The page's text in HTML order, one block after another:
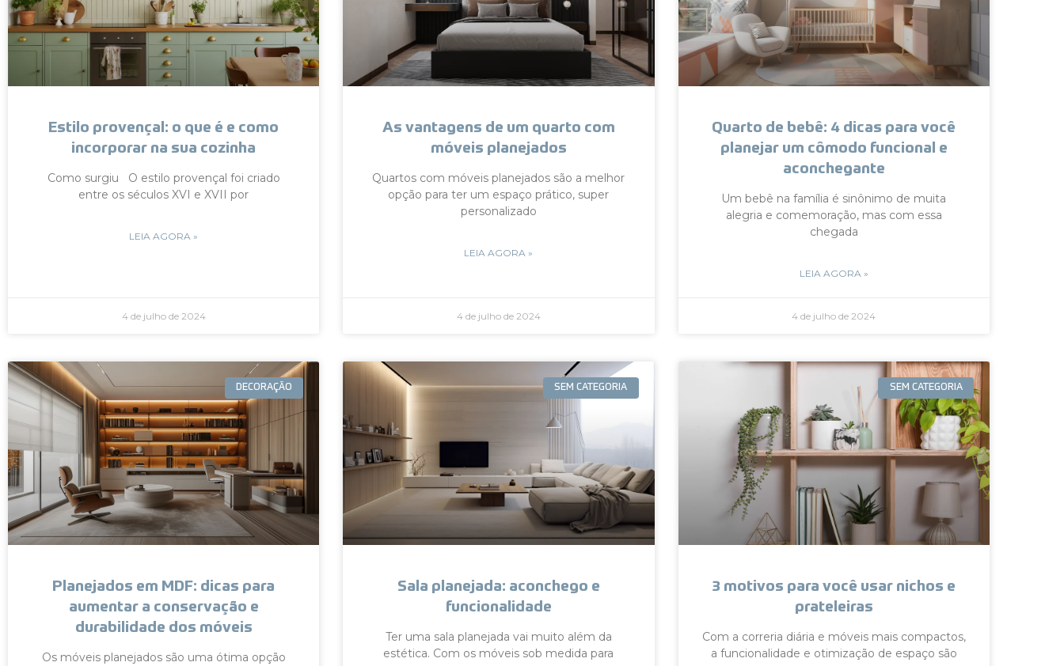
Estilo provençal: o que é e como
incorporar na sua cozinha
Como surgiu O estilo provençal foi criado
entre os séculos XVI e XVII por
LEIA AGORA »
4 de julho de 2024
As vantagens de um quarto com
móveis planejados
Quartos com móveis planejados são a melhor
opção para ter um espaço prático, super
personalizado
LEIA AGORA »
4 de julho de 2024
Quarto de bebê: 4 dicas para você
planejar um cômodo funcional e
aconchegante
Um bebê na família é sinônimo de muita
alegria e comemoração, mas com essa
chegada
LEIA AGORA »
4 de julho de 2024
DECORAÇÃO
Planejados em MDF: dicas para
aumentar a conservação e
durabilidade dos móveis
Os móveis planejados são uma ótima opção
SEM CATEGORIA
Sala planejada: aconchego e
funcionalidade
Ter uma sala planejada vai muito além da
estética. Com os móveis sob medida para
SEM CATEGORIA
3 motivos para você usar nichos e
prateleiras
Com a correria diária e móveis mais compactos,
a funcionalidade e otimização de espaço são